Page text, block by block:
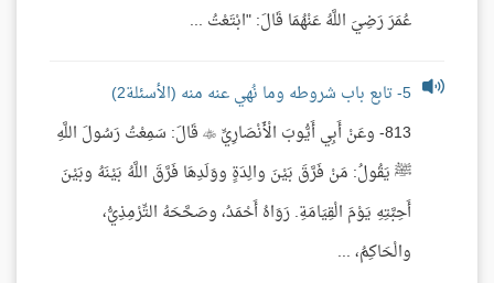
عُمَرَ رَضِيَ اللَّهُ عَنْهُمَا قَالَ: "ابْتَعْتُ ...
5- تابع باب شروطه وما نُهي عنه منه (الأسئلة2)
813- وعَنْ أَبِي أَيُّوبَ الْأَنْصَارِيِّ  قَالَ: سَمِعْتُ رَسُولَ اللَّهِ
ﷺ يَقُولُ: مَنْ فَرَّقَ بَيْنَ والِدَةٍ ووَلَدِهَا فَرَّقَ اللَّهُ بَيْنَهُ وبَيْنَ
أَحِبَّتِهِ يَوْمَ الْقِيَامَةِ. رَوَاهُ أَحْمَدُ، وصَحَّحَهُ التِّرْمِذِيُّ،
والْحَاكِمُ، ...